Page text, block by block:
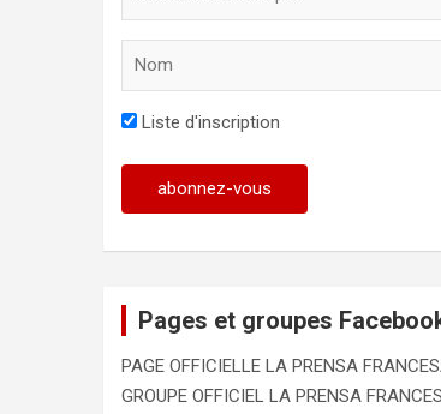
Liste d'inscription
Pages et groupes
PAGE OFFICIELLE LA PRENSA
GROUPE OFFICIEL LA PRENSA